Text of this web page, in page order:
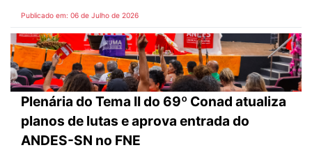
Publicado em: 06 de Julho de 2026
Plenária do Tema II do 69º Conad atualiza
planos de lutas e aprova entrada do
ANDES-SN no FNE